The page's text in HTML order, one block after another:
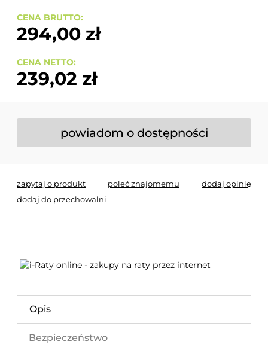
CENA BRUTTO:
294,00 zł
CENA NETTO:
239,02 zł
powiadom o dostępności
zapytaj o produkt poleć znajomemu
dodaj opinię
dodaj do przechowalni
Opis
Bezpieczeństwo